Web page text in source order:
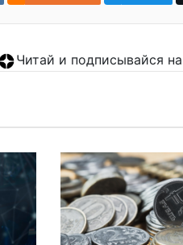
Читай и подписывайся